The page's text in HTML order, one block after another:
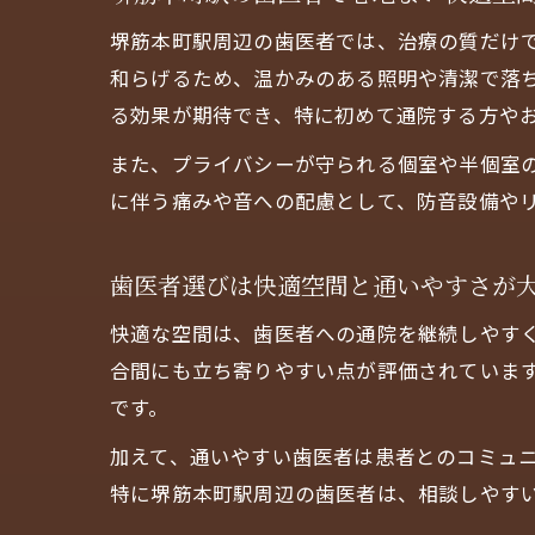
堺筋本町駅周辺の歯医者では、治療の質だ
和らげるため、温かみのある照明や清潔で落
る効果が期待でき、特に初めて通院する方や
また、プライバシーが守られる個室や半個
に伴う痛みや音への配慮として、防音設備や
歯医者選びは快適空間と通いやすさが
快適な空間は、歯医者への通院を継続しやす
合間にも立ち寄りやすい点が評価されていま
です。
加えて、通いやすい歯医者は患者とのコミュ
特に堺筋本町駅周辺の歯医者は、相談しやす